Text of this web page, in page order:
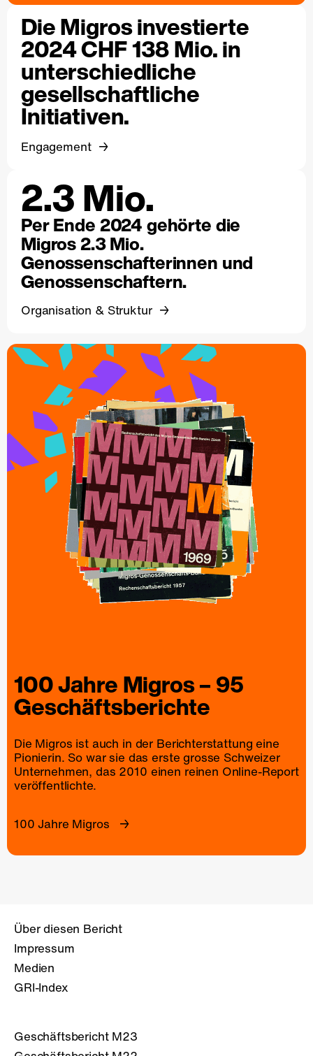
Die Migros investierte
2024 CHF 138 Mio. in
unterschiedliche
gesellschaftliche
Initiativen.
Engagement
2.3 Mio.
Per Ende 2024 gehörte die
Migros 2.3 Mio.
Genossenschafterinnen und
Genossenschaftern.
Organisation & Struktur
100 JahreMigros– 95
Geschäfts­berichte
Die Migros ist auch in der Berichterstattung eine
Pionierin. So war sie das erste grosse Schweizer
Unternehmen, das 2010 einen reinen Online-Report
veröffentlichte.
100 Jahre Migros
Über diesen Bericht
Impressum
Medien
GRI-Index
Geschäftsbericht M23